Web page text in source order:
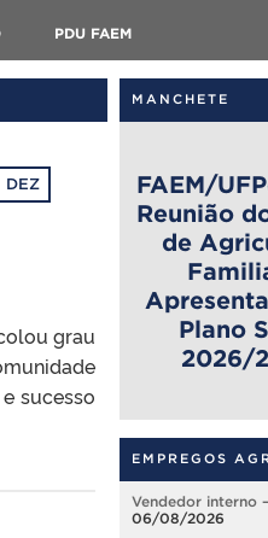
PDU FAEM
DEZ
grau
sucesso
MANCHETE
FAEM/
Reunião
de
Plano
2026/
EMPREGOS
Vendedor interno
06/08/2026